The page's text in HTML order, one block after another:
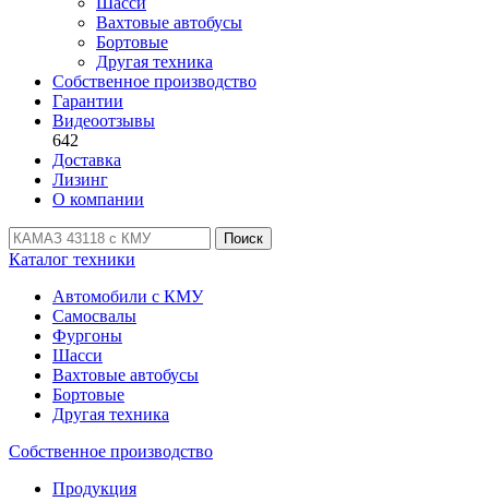
Вахтовые автобусы
Бортовые
Другая техника
Собственное производство
Гарантии
Видеоотзывы
642
Доставка
Лизинг
О компании
Поиск
Каталог техники
Автомобили с КМУ
Самосвалы
Фургоны
Шасси
Вахтовые автобусы
Бортовые
Другая техника
Собственное производство
Продукция